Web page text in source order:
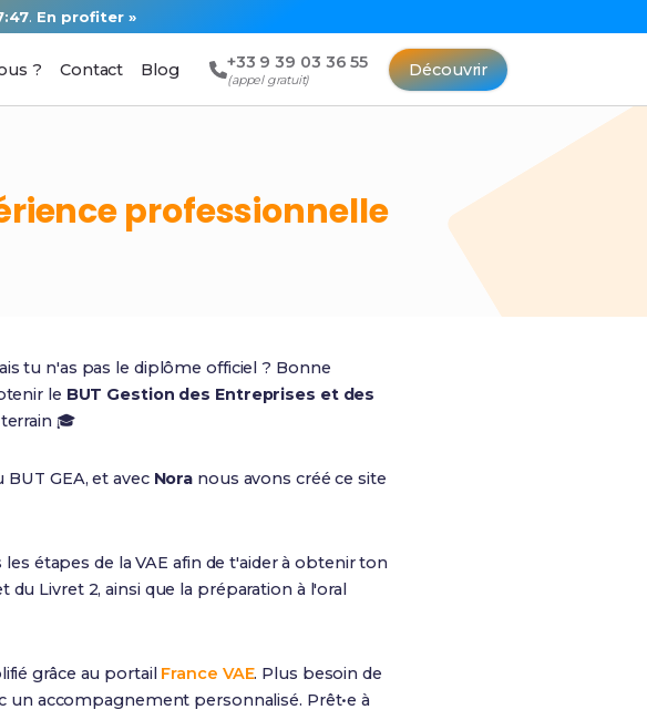
. En profiter »
? Contact Blog +33 9 39 03 36 55
(appel gratuit)
Découvrir
professionnelle
tu n'as pas le diplôme officiel ? Bonne
le BUT Gestion des Entreprises et des
🎓
GEA, et avec Nora nous avons créé ce site
étapes de la VAE afin de t'aider à obtenir ton
Livret 2, ainsi que la préparation à l'oral
grâce au portail France VAE. Plus besoin de
un accompagnement personnalisé. Prêt•e à